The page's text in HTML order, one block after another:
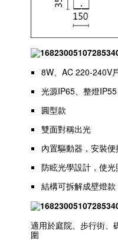
8W、AC 220-240V
光源IP65、整燈
圓型款
雙面對稱出光
內置驅動器，安裝便
防眩光學設計，使
結構可拆解成壁燈款
適用於庭院、步行街、
圍